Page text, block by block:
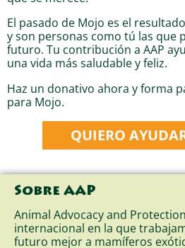
El pasado de Mojo es el
y son personas como tú las que
futuro. Tu contribución a AAP
una vida más saludable y feliz.
Haz un donativo ahora y forma
para Mojo.
QUIERO
Sobre AAP
Animal Advocacy and
internacional en la que
futuro mejor a mamíferos